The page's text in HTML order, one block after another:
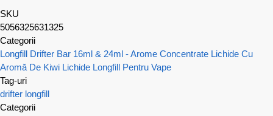
SKU
5056325631325
Categorii
Longfill Drifter Bar 16ml & 24ml - Arome Concentrate Lichide Cu
Aromă De Kiwi Lichide Longfill Pentru Vape
Tag-uri
drifter longfill
Categorii